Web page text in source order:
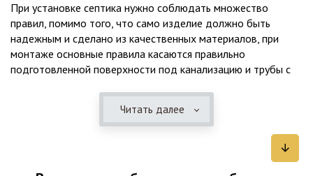
оборудования вода может применяться для хозяйственных
нужд и полива огорода, а остатки ила при чистке могут
стать эффективным удобрением. Нет необходимости
тратить средства на ассенизаторскую машину. Системы
монтируются при минимуме земляных работ, без грязи и
заезда крупной техники, даже при очень высоком уровне
грунтовых вод. Служат до 50 и более лет при уникальной
необходимо удалять ил, самостоятельно или с помощью
При установке септика нужно соблюдать множество
правил, помимо того, что само изделие должно быть
надежным и сделано из качественных материалов, при
монтаже основные правила касаются правильно
подготовленной поверхности под канализацию и трубы с
Мы установим Вам емкости для фильтрации и отстаивания
сточных вод по технологиям, не приводящим к загрязнению
Читать далее